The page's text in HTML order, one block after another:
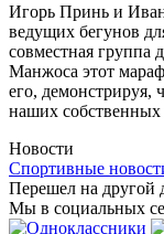
Игорь Принь и
ведущих бегунов
совместная группа
Манжоса этот
его, демонстрируя,
наших собственных
Новости
Спортивные
Перешел на другой
Мы в социальных